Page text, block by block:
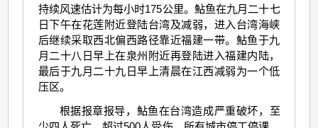
持续风速估计为每小时175公里。鮎鱼在九月二十七
日下午在花莲附近登陆台湾及减弱，进入台湾海峡
后继续采取西北偏西路径靠近福建一带。鮎鱼于九
月二十八日早上在泉州附近再登陆进入福建内陆，
最后于九月二十九日早上清晨在江西减弱为一个低
压区。
根据报章报导，鮎鱼在台湾造成严重破坏，至